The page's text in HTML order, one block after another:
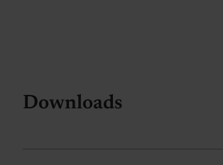
Downloads